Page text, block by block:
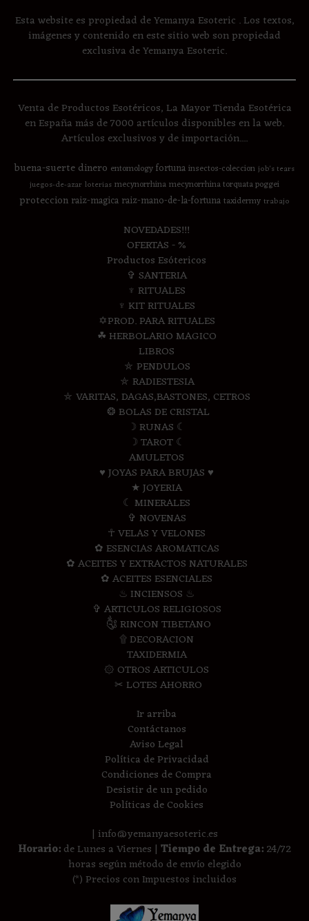
Esta website es propiedad de Yemanya Esoteric . Los textos,
imágenes y contenido en este sitio web son propiedad
exclusiva de Yemanya Esoteric.
Venta de Productos Esotéricos, La Mayor Tienda Esotérica
en España más de 7000 artículos disponibles en la web.
Artículos exclusivos y de importación....
buena-suertedinero entomologyfortunainsectos-coleccion job's tears
juegos-de-azar loterias mecynorrhinamecynorrhina torquata poggei
proteccion raiz-magica raiz-mano-de-la-fortunataxidermy trabajo
NOVEDADES!!!
OFERTAS - %
Productos Esótericos
✞ SANTERIA
♆ RITUALES
♆ KIT RITUALES
✡PROD. PARA RITUALES
☘ HERBOLARIO MAGICO
LIBROS
⛤ PENDULOS
⛤ RADIESTESIA
⛤ VARITAS, DAGAS,BASTONES, CETROS
❂ BOLAS DE CRISTAL
☽ RUNAS ☾
☽ TAROT ☾
AMULETOS
♥ JOYAS PARA BRUJAS ♥
★ JOYERIA
☾ MINERALES
✞ NOVENAS
☥ VELAS Y VELONES
✿ ESENCIAS AROMATICAS
✿ ACEITES Y EXTRACTOS NATURALES
✿ ACEITES ESENCIALES
♨ INCIENSOS ♨
✞ ARTICULOS RELIGIOSOS
༃ RINCON TIBETANO
۩ DECORACION
TAXIDERMIA
۞ OTROS ARTICULOS
✂ LOTES AHORRO
Ir arriba
Contáctanos
Aviso Legal
Política de Privacidad
Condiciones de Compra
Desistir de un pedido
Políticas de Cookies
| info@yemanyaesoteric.es
Horario:de Lunes a Viernes | Tiempo de Entrega:24/72
horas según método de envío elegido
(*) Precios con Impuestos incluidos